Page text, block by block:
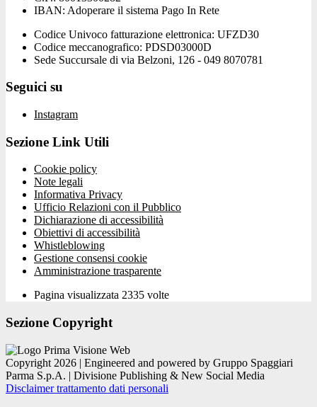
IBAN: Adoperare il sistema Pago In Rete
Codice Univoco fatturazione elettronica: UFZD30
Codice meccanografico: PDSD03000D
Sede Succursale di via Belzoni, 126 - 049 8070781
Seguici su
Instagram
Sezione Link Utili
Cookie policy
Note legali
Informativa Privacy
Ufficio Relazioni con il Pubblico
Dichiarazione di accessibilità
Obiettivi di accessibilità
Whistleblowing
Gestione consensi cookie
Amministrazione trasparente
Pagina visualizzata 2335 volte
Sezione Copyright
Copyright 2026 | Engineered and powered by Gruppo Spaggiari
Parma S.p.A. | Divisione Publishing & New Social Media
Disclaimer trattamento dati personali